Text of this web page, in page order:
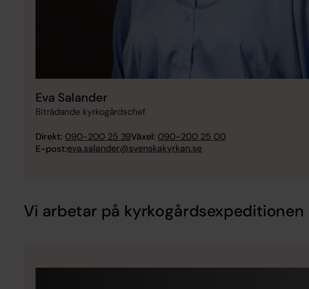
Eva Salander
Biträdande kyrkogårdschef
Direkt: 090-200 25 39Växel: 090-200 25 00
E-post:eva.salander@svenskakyrkan.se
Vi arbetar på kyrkogårdsexpeditionen